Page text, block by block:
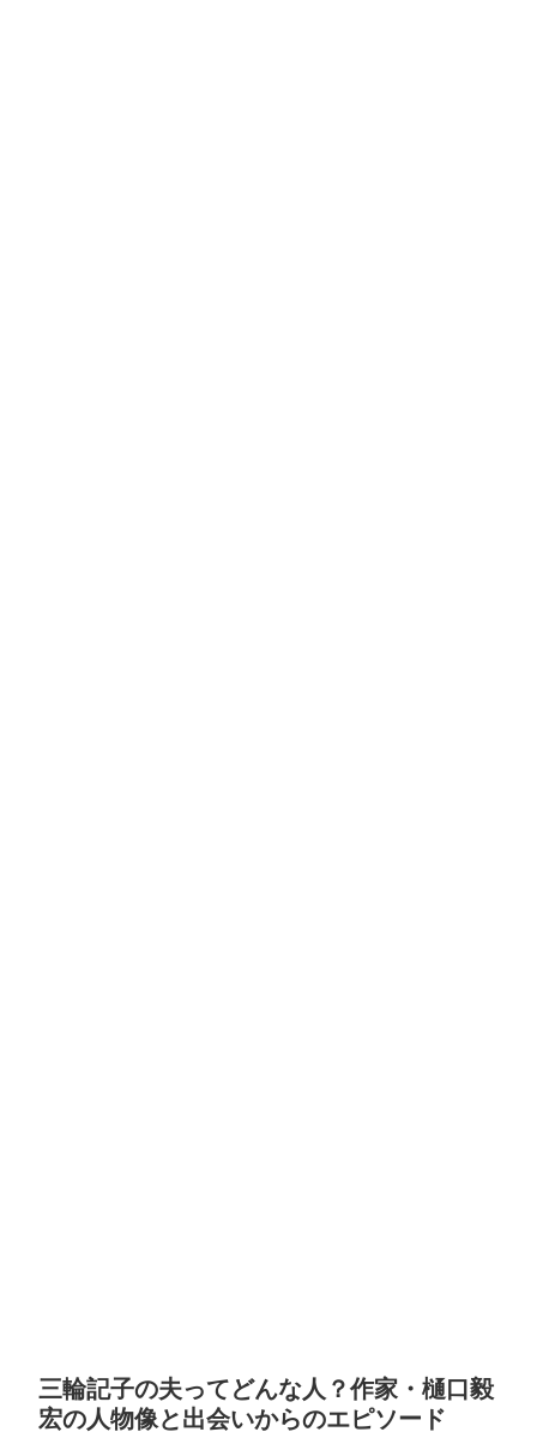
三輪記子の夫ってどんな人？作家・樋口毅
宏の人物像と出会いからのエピソード